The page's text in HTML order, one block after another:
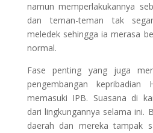
namun memperlakukannya
dan teman-teman tak
meledek sehingga ia merasa
normal.
Fase penting yang juga
pengembangan kepribadian
memasuki IPB. Suasana di
dari lingkungannya selama ini.
daerah dan mereka tampak